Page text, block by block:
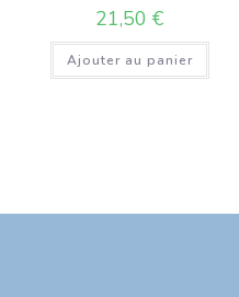
21,50€
Ajouter au panier